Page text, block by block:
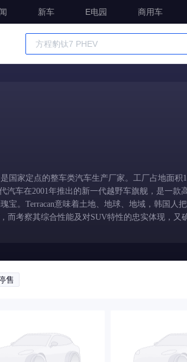
新车 E电园 商用车
家定点的整车类汽车生产厂家。工厂占地面积
在2001年推出的新一代越野车旗舰，是一款
宝。Terracan意味着土地、地球、地域，韩国
而考察其综合性能及对SUV特性的忠实体现，
售